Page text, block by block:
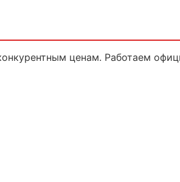
ценам. Работаем